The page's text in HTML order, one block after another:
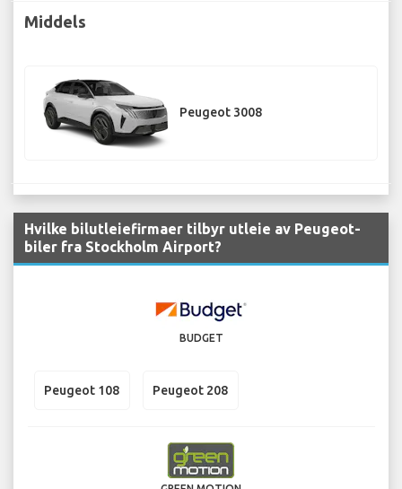
Middels
Peugeot 3008
Hvilke bilutleiefirmaer tilbyr utleie av Peugeot-
biler fra Stockholm Airport?
BUDGET
Peugeot 108 Peugeot 208